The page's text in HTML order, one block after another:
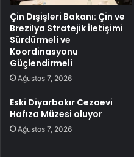
Çin Dışişleri Bakanı: Çin ve
Brezilya Stratejik İletişimi
Sürdürmeli ve
Koordinasyonu
Güçlendirmeli
Ağustos 7, 2026
Eski Diyarbakır Cezaevi
Hafıza Müzesi oluyor
Ağustos 7, 2026